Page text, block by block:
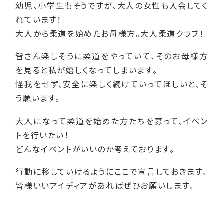
幼児、小学生もそうですが、大人の女性も入会してく
れています！
大人から柔道を始めたお母様方。大人柔道クラブ！
皆さん楽しそうに柔道をやっていて、そのお母様方
を見ると私が嬉しくなってしまいます。
怪我をせず、安全に楽しく続けていってほしいと、そ
う願います。
大人になって柔道を始めた方たちを募って、イベン
トを行いたい！
どんなイベントがいいのか考えております。
行動に移していけるようにここで宣言しておきます。
皆様いいアイディアがあればぜひお願いします。